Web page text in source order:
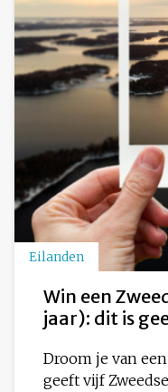
Eilanden
Win een
jaar): dit is
Droom je van
geeft vijf